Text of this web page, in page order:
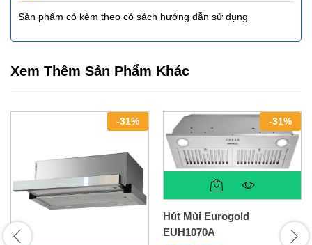
Sản phẩm có kèm theo có sách hướng dẫn sử dụng
Xem Thêm Sản Phẩm Khác
-31% -31%
Hút Mùi Eurogold
EUH1070A